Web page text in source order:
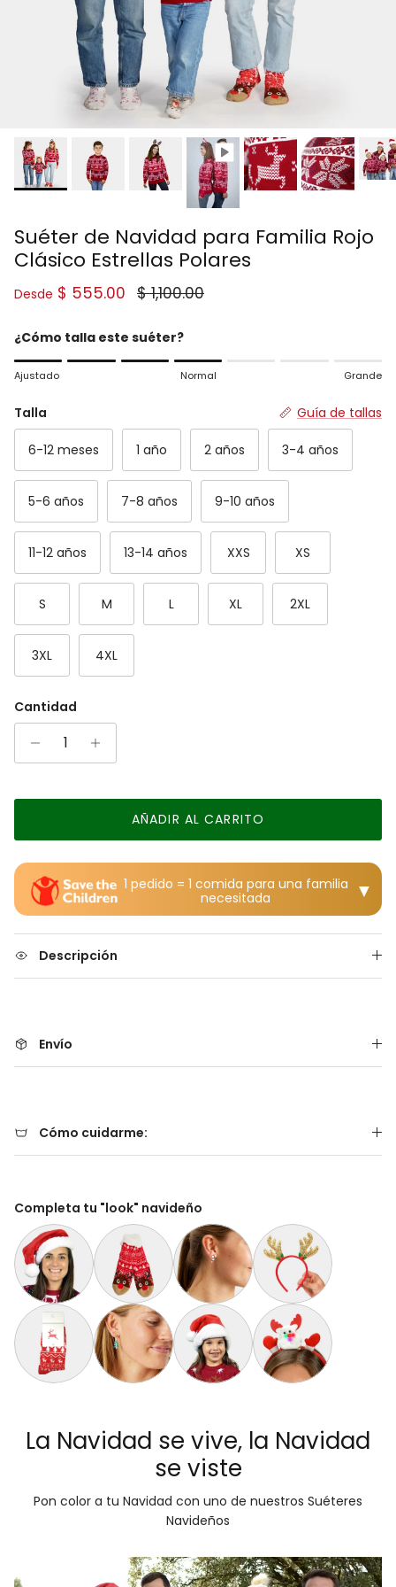
Suéter de Navidad para Familia Rojo
Clásico Estrellas Polares
Precio de venta
Desde $ 555.00 Precio normal
$ 1,100.00
¿Cómo talla este suéter?
Rating of 1 means Ajustado.
Middle rating means Normal.
Rating of 7 means Grande.
The rating of this product for "" is 4.
Ajustado Normal Grande
Talla Guía de tallas
6-12 meses 1 año 2 años 3-4 años
5-6 años 7-8 años 9-10 años
11-12 años 13-14 años XXS XS
S M L XL 2XL
3XL 4XL
Cantidad
AÑADIR AL CARRITO
1 pedido = 1 comida para una familia
necesitada
▼
Descripción
Envío
Cómo cuidarme:
Completa tu "look" navideño
Gorro Navideño Santa Claus Suave y Gordito para Adultos
Calcetas Navideñas Afelpadas Rojos Cenefas y
Aretes de Navidad Bastón de
Diadema Navideña de
La Navidad se vive, la Navidad
se viste
Pon color a tu Navidad con uno de nuestros Suéteres
Navideños